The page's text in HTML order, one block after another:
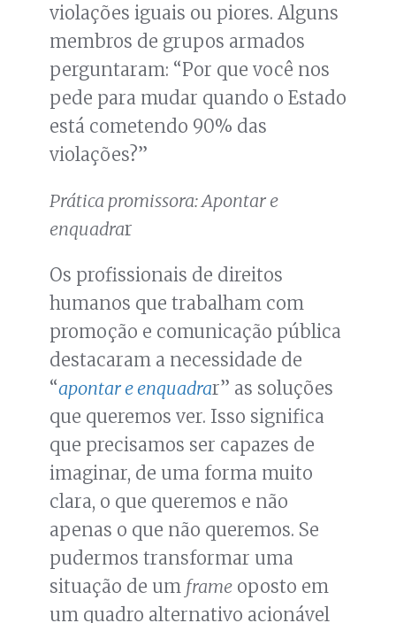
violações iguais ou piores. Alguns
membros de grupos armados
perguntaram: “Por que você nos
pede para mudar quando o Estado
está cometendo 90% das
violações?”
Prática promissora: Apontar e
enquadrar
Os profissionais de direitos
humanos que trabalham com
promoção e comunicação pública
destacaram a necessidade de
“apontar e enquadrar” as soluções
que queremos ver. Isso significa
que precisamos ser capazes de
imaginar, de uma forma muito
clara, o que queremos e não
apenas o que não queremos. Se
pudermos transformar uma
situação de um frame oposto em
um quadro alternativo acionável